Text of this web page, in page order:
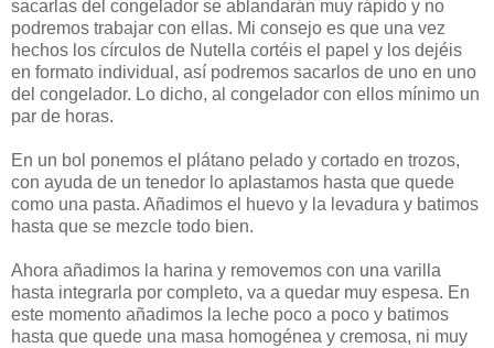
sacarlas del congelador se ablandarán muy rápido y no
podremos trabajar con ellas. Mi consejo es que una vez
hechos los círculos de Nutella cortéis el papel y los dejéis
en formato individual, así podremos sacarlos de uno en uno
del congelador. Lo dicho, al congelador con ellos mínimo un
par de horas.
En un bol ponemos el plátano pelado y cortado en trozos,
con ayuda de un tenedor lo aplastamos hasta que quede
como una pasta. Añadimos el huevo y la levadura y batimos
hasta que se mezcle todo bien.
Ahora añadimos la harina y removemos con una varilla
hasta integrarla por completo, va a quedar muy espesa. En
este momento añadimos la leche poco a poco y batimos
hasta que quede una masa homogénea y cremosa, ni muy